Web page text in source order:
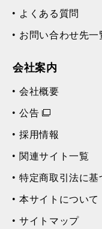
よくある質問
お問い合わせ先一
会社案内
会社概要
公告
採用情報
関連サイト一覧
特定商取引法に基
本サイトについて
サイトマップ